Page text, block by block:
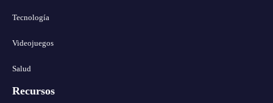
Tecnología
Videojuegos
Salud
Recursos